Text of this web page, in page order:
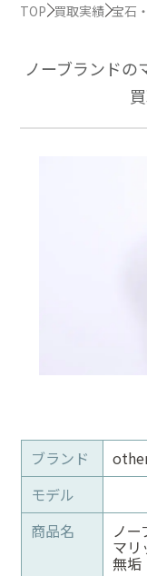
TOP 買取実績 宝石
ノーブランドの
ブランド
モデル
商品名
ノ
マリ
無垢